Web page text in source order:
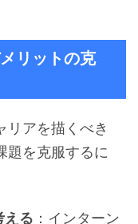
リットの克
アを描くべき
題を克服するに
える ：インターン